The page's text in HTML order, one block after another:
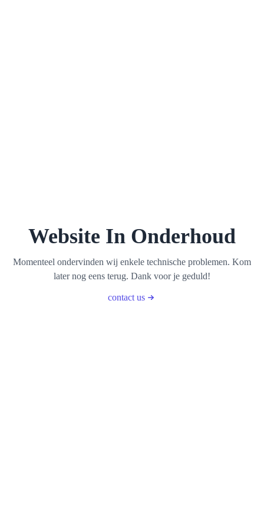
Website In Onderhoud
Momenteel ondervinden wij enkele technische problemen. Kom
later nog eens terug. Dank voor je geduld!
contact us